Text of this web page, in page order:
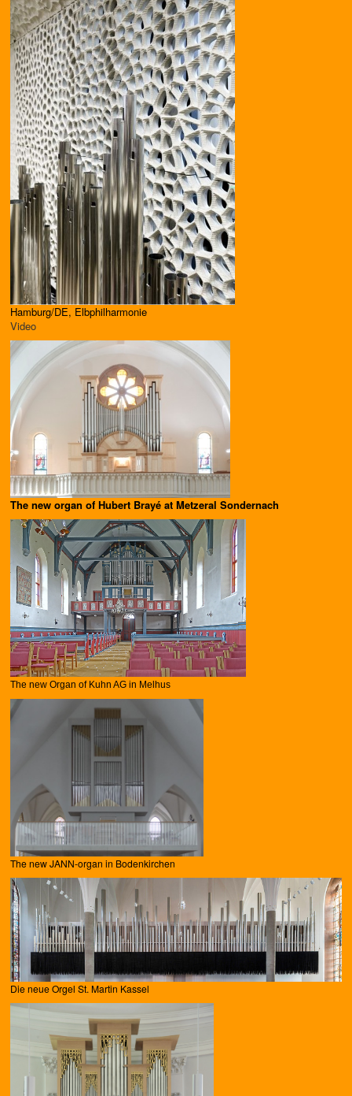
Hamburg/DE, Elbphilharmonie
Video
The new organ of Hubert Brayé at Metzeral Sondernach
The new Organ of Kuhn AG in Melhus
The new JANN-organ in Bodenkirchen
Die neue Orgel St. Martin Kassel